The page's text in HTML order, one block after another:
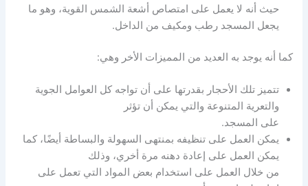
حيث أنه لا يعمل على امتصاص أشعة الشمس القوية، وهو ما
يجعل المسجد رطب ومكيف من الداخل.
كما أنه يوجد به العديد من المميزات الأخر وهي:
تتميز تلك الأحجار بقدرتها على أن تواجه كل العوامل الجوية
والتعرية المتنوعة والتي يمكن أن تؤثر
على المسجد.
يمكن العمل على تنظيفه بمنتهى السهولة والبساطة أيضًا، كما
يمكن العمل على إعادة دهنه مرة أخري، وذلك
من خلال العمل على استخدام بعض المواد التي تعمل على